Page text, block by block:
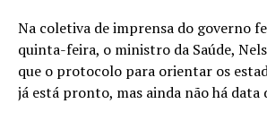
Na coletiva de imprensa do governo
quinta-feira, o ministro da Saúde,
que o protocolo para orientar os
já está pronto, mas ainda não há data